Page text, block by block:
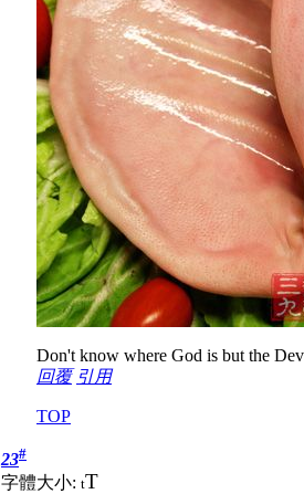
Don't know where God is but the
回覆 引用
TOP
23#
字體大小: tT